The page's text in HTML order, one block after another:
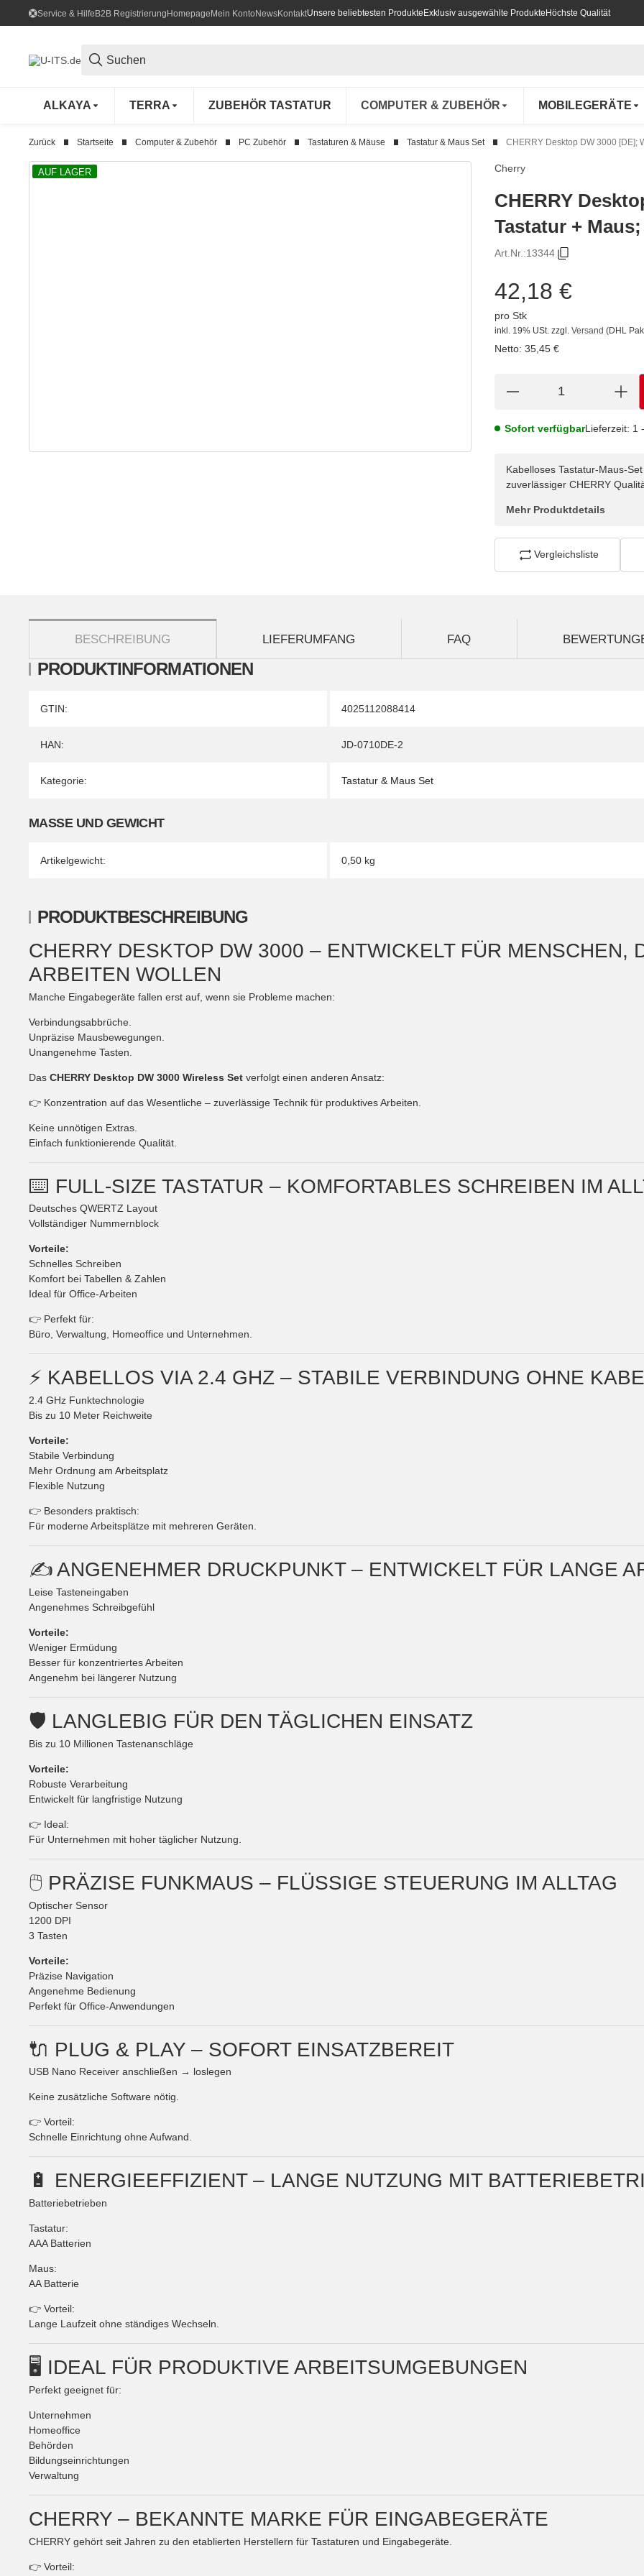
Service & HilfeB2B RegistrierungHomepageMein KontoNewsKontaktUnsere beliebtesten Produkte Exklusiv ausgewählte Produkte Höchste Qualität
ALKAYA TERRA ZUBEHÖR TASTATUR COMPUTER & ZUBEHÖR MOBILEGERÄTE
Zurück Startseite Computer & Zubehör PC Zubehör Tastaturen & Mäuse Tastatur & Maus Set CHERRY Desktop DW 3000 [DE];
AUF LAGER Cherry
CHERRY
Tastatur +
Art.Nr.:13344
42,18 €
pro Stk
inkl. 19% USt. zzgl. Versand (DHL
Netto: 35,45 €
Sofort verfügbarLieferzeit: 1
Kabelloses Tastatur-Maus-
zuverlässiger CHERRY
Mehr Produktdetails
Vergleichsliste
BESCHREIBUNG LIEFERUMFANG FAQ
PRODUKTINFORMATIONEN
Produkteigenschaft
Wert
GTIN: 4025112088414
HAN: JD-0710DE-2
Kategorie: Tastatur & Maus Set
MASSE UND GEWICHT
Artikelgewicht: 0,50 kg
PRODUKTBESCHREIBUNG
CHERRY DESKTOP DW 3000 – ENTWICKELT FÜR MENSCHEN,
ARBEITEN WOLLEN
Manche Eingabegeräte fallen erst auf, wenn sie Probleme machen:
Verbindungsabbrüche.
Unpräzise Mausbewegungen.
Unangenehme Tasten.
Das CHERRY Desktop DW 3000 Wireless Set verfolgt einen anderen Ansatz:
👉 Konzentration auf das Wesentliche – zuverlässige Technik für produktives Arbeiten.
Keine unnötigen Extras.
Einfach funktionierende Qualität.
⌨️ FULL-SIZE TASTATUR – KOMFORTABLES SCHREIBEN IM
Deutsches QWERTZ Layout
Vollständiger Nummernblock
Vorteile:
Schnelles Schreiben
Komfort bei Tabellen & Zahlen
Ideal für Office-Arbeiten
👉 Perfekt für:
Büro, Verwaltung, Homeoffice und Unternehmen.
⚡ KABELLOS VIA 2.4 GHZ – STABILE VERBINDUNG OHNE
2.4 GHz Funktechnologie
Bis zu 10 Meter Reichweite
Vorteile:
Stabile Verbindung
Mehr Ordnung am Arbeitsplatz
Flexible Nutzung
👉 Besonders praktisch:
Für moderne Arbeitsplätze mit mehreren Geräten.
✍️ ANGENEHMER DRUCKPUNKT – ENTWICKELT FÜR LANGE
Leise Tasteneingaben
Angenehmes Schreibgefühl
Vorteile:
Weniger Ermüdung
Besser für konzentriertes Arbeiten
Angenehm bei längerer Nutzung
🛡️ LANGLEBIG FÜR DEN TÄGLICHEN EINSATZ
Bis zu 10 Millionen Tastenanschläge
Vorteile:
Robuste Verarbeitung
Entwickelt für langfristige Nutzung
👉 Ideal:
Für Unternehmen mit hoher täglicher Nutzung.
🖱️ PRÄZISE FUNKMAUS – FLÜSSIGE STEUERUNG IM ALLTAG
Optischer Sensor
1200 DPI
3 Tasten
Vorteile:
Präzise Navigation
Angenehme Bedienung
Perfekt für Office-Anwendungen
🔌 PLUG & PLAY – SOFORT EINSATZBEREIT
USB Nano Receiver anschließen → loslegen
Keine zusätzliche Software nötig.
👉 Vorteil:
Schnelle Einrichtung ohne Aufwand.
🔋 ENERGIEEFFIZIENT – LANGE NUTZUNG MIT
Batteriebetrieben
Tastatur:
AAA Batterien
Maus:
AA Batterie
👉 Vorteil:
Lange Laufzeit ohne ständiges Wechseln.
🖥️ IDEAL FÜR PRODUKTIVE ARBEITSUMGEBUNGEN
Perfekt geeignet für:
Unternehmen
Homeoffice
Behörden
Bildungseinrichtungen
Verwaltung
CHERRY – BEKANNTE MARKE FÜR EINGABEGERÄTE
CHERRY gehört seit Jahren zu den etablierten Herstellern für Tastaturen und Eingabegeräte.
👉 Vorteil: